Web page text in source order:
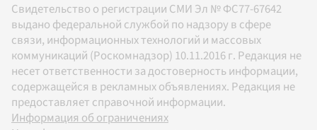
Свидетельство о регистрации СМИ Эл № ФС77-67642
выдано федеральной службой по надзору в сфере
связи, информационных технологий и массовых
коммуникаций (Роскомнадзор) 10.11.2016 г. Редакция не
несет ответственности за достоверность информации,
содержащейся в рекламных объявлениях. Редакция не
предоставляет справочной информации.
Информация об ограничениях